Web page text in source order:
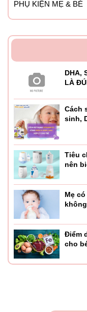
2. Vitamin bú -
- Viên uống không
sức khỏe người
sung dinh dưỡng
đang cho con bú.
- Vitamin tổng hợp
feeding 84 viên gồm
Breast-feeding): Bổ
28 viên vàng
Omega-3 sạch là
Công dụng:
- Hỗ trợ bổ sung
- Có thể dùng trong
con
- Giúp tăng cường
mệt mỏi cho phụ nữ
- Cung cấp vitamin
khỏe, giúp bé tăng
PHỤ KIỆN MẸ & BÉ
DHA,
LÀ
Cách
sinh,
Tiêu
nên
Mẹ
Điểm
cho